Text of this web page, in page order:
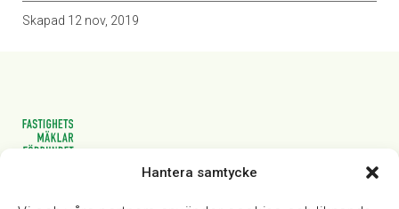
Hantera samtycke
Skapad 12 nov, 2019
Vasagatan 28, 111 20 Stockholm